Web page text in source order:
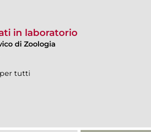
in laboratorio
di Zoologia
tutti